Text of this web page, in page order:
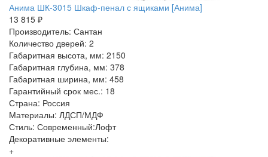
Анима ШК-3015 Шкаф-пенал с ящиками [Анима]
13 815 ₽
Производитель: Сантан
Количество дверей: 2
Габаритная высота, мм: 2150
Габаритная глубина, мм: 378
Габаритная ширина, мм: 458
Гарантийный срок мес.: 18
Страна: Россия
Материалы: ЛДСП/МДФ
Стиль: Современный:Лофт
Декоративные элементы:
+